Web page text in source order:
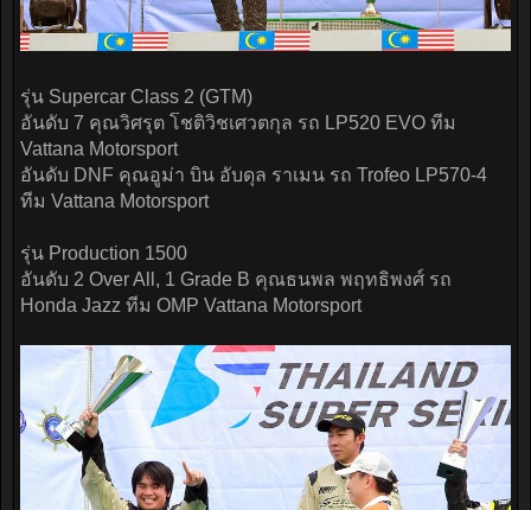
รุ่น Supercar Class 2 (GTM)
อันดับ 7 คุณวิศรุต โชติวิชเศวตกุล รถ LP520 EVO ทีม
Vattana Motorsport
อันดับ DNF คุณอูม่า บิน อับดุล ราเมน รถ Trofeo LP570-4
ทีม Vattana Motorsport
รุ่น Production 1500
อันดับ 2 Over All, 1 Grade B คุณธนพล พฤทธิพงศ์ รถ
Honda Jazz ทีม OMP Vattana Motorsport